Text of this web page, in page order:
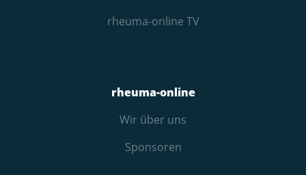
rheuma-online TV
rheuma-online
Wir über uns
Sponsoren